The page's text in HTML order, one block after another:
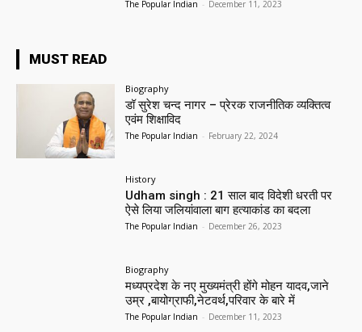
The Popular Indian - December 11, 2023
MUST READ
Biography
डॉ सुरेश चन्द नागर – प्रेरक राजनीतिक व्यक्तित्व
एवंम शिक्षाविद
The Popular Indian - February 22, 2024
History
Udham singh : 21 साल बाद विदेशी धरती पर
ऐसे लिया जलियांवाला बाग हत्याकांड का बदला
The Popular Indian - December 26, 2023
Biography
मध्यप्रदेश के नए मुख्यमंत्री होंगे मोहन यादव,जाने
उम्र ,बायोग्राफी,नेटवर्थ,परिवार के बारे में
The Popular Indian - December 11, 2023